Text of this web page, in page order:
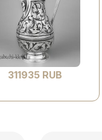
311935 RUB